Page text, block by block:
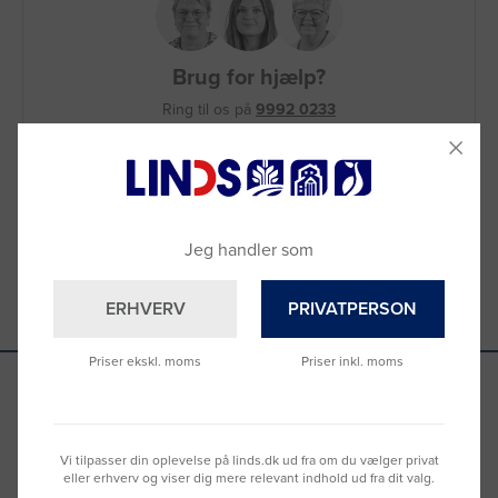
Brug for hjælp?
Ring til os på 9992 0233
Du kan også kontakte din lokale sælger
–se oversigten her
Jeg handler som
ERHVERV
Priser ekskl. moms
PRIVATPERSON
Priser inkl. moms
Vi tilpasser din oplevelse på linds.dk ud fra om du vælger privat
eller erhverv og viser dig mere relevant indhold ud fra dit valg.